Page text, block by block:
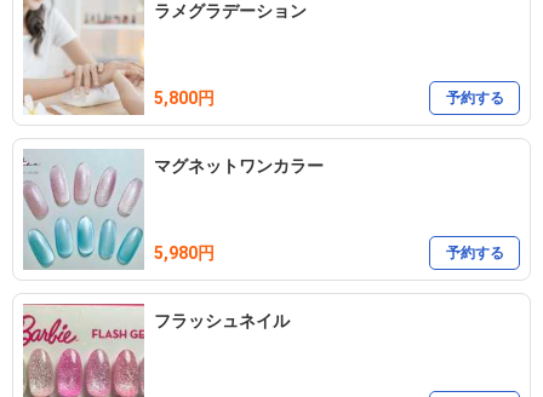
ラメグラデーション
5,800円 予約する
マグネットワンカラー
5,980円 予約する
フラッシュネイル